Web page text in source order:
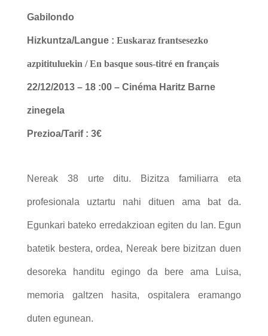
Gabilondo
Hizkuntza/Langue : Euskaraz frantsesezko
azpitituluekin / En basque sous-titré en français
22/12/2013 – 18 :00 – Cinéma Haritz Barne
zinegela
Prezioa/Tarif : 3€
Nereak 38 urte ditu. Bizitza familiarra eta
profesionala uztartu nahi dituen ama bat da.
Egunkari bateko erredakzioan egiten du lan. Egun
batetik bestera, ordea, Nereak bere bizitzan duen
desoreka handitu egingo da bere ama Luisa,
memoria galtzen hasita, ospitalera eramango
duten egunean.